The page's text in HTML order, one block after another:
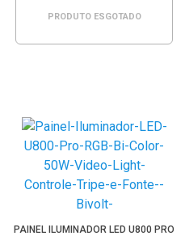
PRODUTO ESGOTADO
PAINEL ILUMINADOR LED U800 PRO